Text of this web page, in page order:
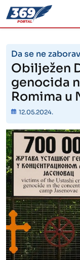
Da se ne
Obilježen
genocida
Romima u
12.05.2024.